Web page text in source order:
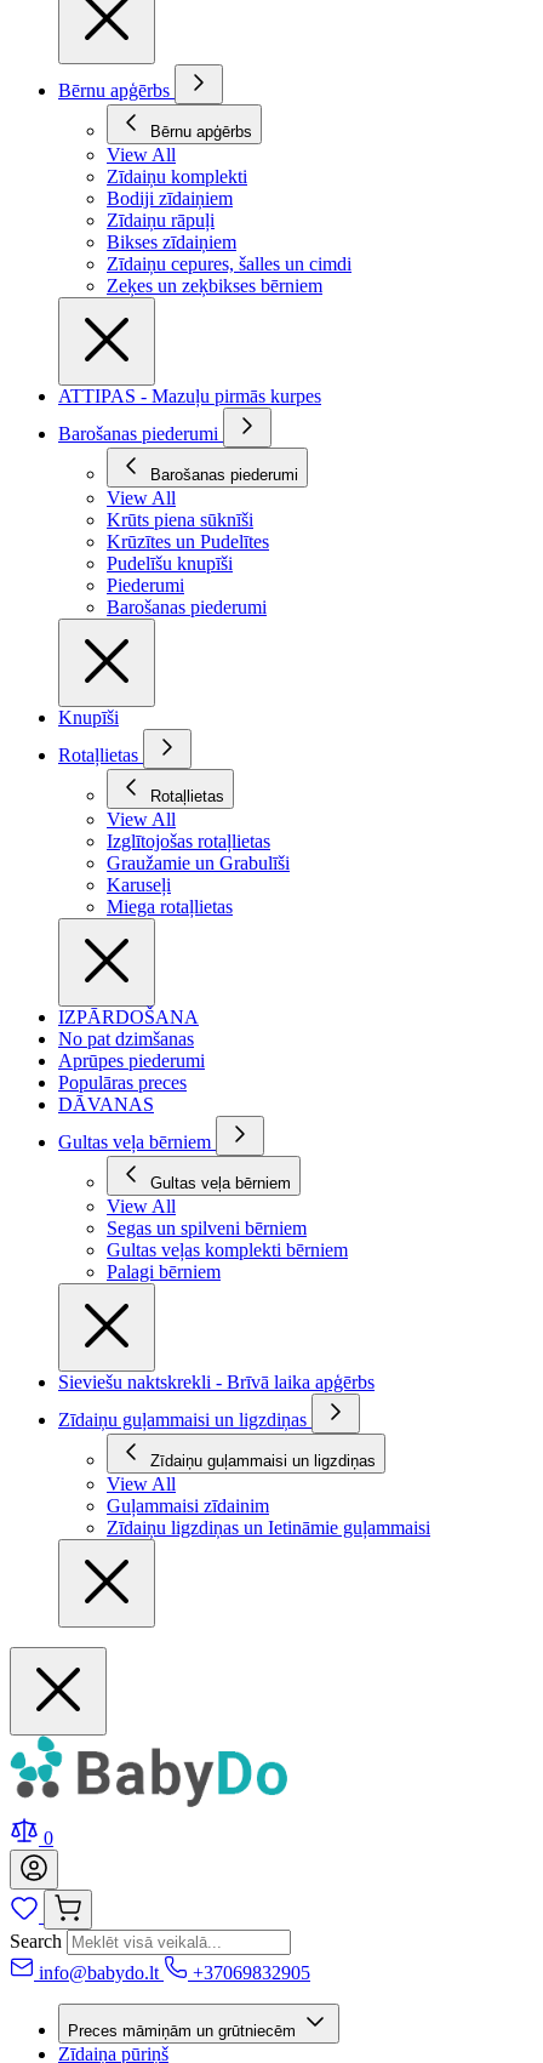
Bērnu apģērbs
Bērnu apģērbs
View All
Zīdaiņu komplekti
Bodiji zīdaiņiem
Zīdaiņu rāpuļi
Bikses zīdaiņiem
Zīdaiņu cepures, šalles un cimdi
Zeķes un zeķbikses bērniem
ATTIPAS - Mazuļu pirmās kurpes
Barošanas piederumi
Barošanas piederumi
View All
Krūts piena sūknīši
Krūzītes un Pudelītes
Pudelīšu knupīši
Piederumi
Barošanas piederumi
Knupīši
Rotaļlietas
Rotaļlietas
View All
Izglītojošas rotaļlietas
Graužamie un Grabulīši
Karuseļi
Miega rotaļlietas
IZPĀRDOŠANA
No pat dzimšanas
Aprūpes piederumi
Populāras preces
DĀVANAS
Gultas veļa bērniem
Gultas veļa bērniem
View All
Segas un spilveni bērniem
Gultas veļas komplekti bērniem
Palagi bērniem
Sieviešu naktskrekli - Brīvā laika apģērbs
Zīdaiņu guļammaisi un ligzdiņas
Zīdaiņu guļammaisi un ligzdiņas
View All
Guļammaisi zīdainim
Zīdaiņu ligzdiņas un Ietināmie guļammaisi
0
Search
info@babydo.lt
+37069832905
Preces māmiņām un grūtniecēm
Zīdaiņa pūriņš